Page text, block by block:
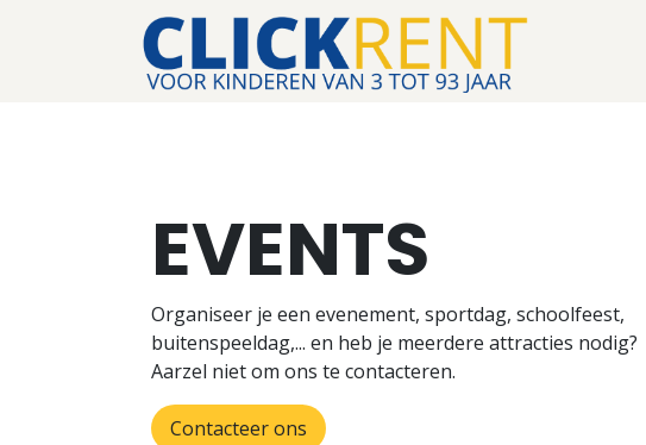
Overslaan naar inhoud
EVENTS
Organiseer je een evenement, sportdag, schoolfeest,
buitenspeeldag,... en heb je meerdere attracties nodig?
Aarzel niet om ons te contacteren.
Contacteer ons